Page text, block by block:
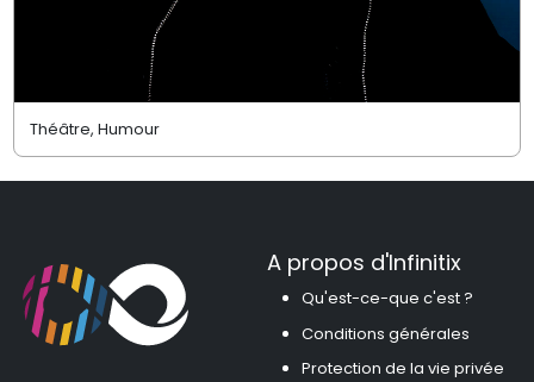
Théâtre, Humour
A propos d'Infinitix
Qu'est-ce-que c'est ?
Conditions générales
Protection de la vie privée